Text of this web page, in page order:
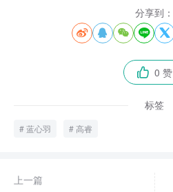
分享到：
    
 0 赞
标签
蓝心羽 高睿
上一篇